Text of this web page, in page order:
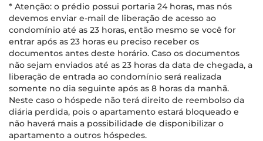
* Atenção: o prédio possui portaria 24 horas, mas nós
devemos enviar e-mail de liberação de acesso ao
condomínio até as 23 horas, então mesmo se você for
entrar após as 23 horas eu preciso receber os
documentos antes deste horário. Caso os documentos
não sejam enviados até as 23 horas da data de chegada, a
liberação de entrada ao condomínio será realizada
somente no dia seguinte após as 8 horas da manhã.
Neste caso o hóspede não terá direito de reembolso da
diária perdida, pois o apartamento estará bloqueado e
não haverá mais a possibilidade de disponibilizar o
apartamento a outros hóspedes.